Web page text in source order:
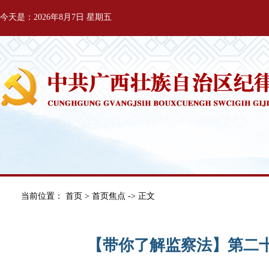
今天是：2026年8月7日 星期五
当前位置： 首页 > 首页焦点 -> 正文
【带你了解监察法】第